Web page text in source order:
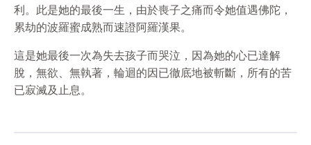
利。此是她的最後一生，由於喪子之痛而令她值遇佛陀，
累劫的波羅蜜成熟而速證阿羅漢果。
這是她最後一次為失去孩子而哭泣，因為她的心已達解
脫，無欲 、無執著，輪迴的因已徹底地被斬斷，所有的苦
已寂滅及止息。